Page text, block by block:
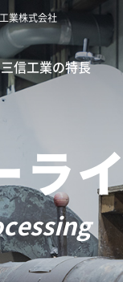
業株式会社
三信工業の特長
ラ